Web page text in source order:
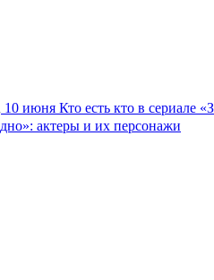
10 июня Кто есть кто в сериале
дно»: актеры и их персонажи